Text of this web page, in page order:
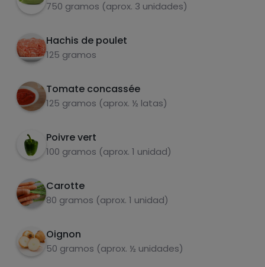
750 gramos (aprox. 3 unidades)
Hachis de poulet
125 gramos
Tomate concassée
125 gramos (aprox. ½ latas)
Poivre vert
100 gramos (aprox. 1 unidad)
Carotte
80 gramos (aprox. 1 unidad)
Oignon
50 gramos (aprox. ½ unidades)
2 Hacher les légumes et les faire cuire dans une
poêle avec la "viande" de courgette. Ajouter
cuits et lorsque la viande est cuite, ajouter les
tomates frites et les épices.
carbohydrates protéines
graisses
sucres
graisses